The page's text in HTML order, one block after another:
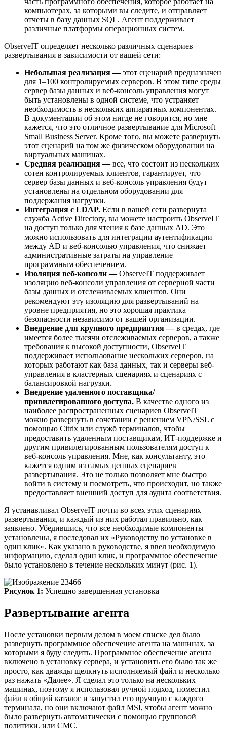
компьютерах, за которыми вы следите, и отправляет
отчеты в базу данных SQL. Агент поддерживает
различные платформы операционных систем.
ObserveIT определяет несколько различных сценариев
развертывания в зависимости от вашей сети:
Небольшая реализация —этот сценарий предназначен
для 1–100 контролируемых серверов. В этом типе среды
сервер базы данных и веб-консоль управления могут
быть установлены в одной системе, что устраняет
необходимость в нескольких аппаратных компонентах.
В документации об этом нигде не говорится, но мне
кажется, что это отличное развертывание для Microsoft
Small Business Server. Кроме того, вы можете развернуть
этот сценарий на том же физическом оборудовании на
виртуальных машинах.
Средняя реализация —все, что состоит из нескольких
сотен контролируемых клиентов, гарантирует, что
сервер базы данных и веб-консоль управления будут
установлены на отдельном оборудовании для
поддержания нагрузки.
Интеграция с LDAP. Если в вашей сети развернута
служба Active Directory, вы можете настроить ObserveIT
на доступ только для чтения к базе данных AD. Это
можно использовать для интеграции аутентификации
между AD и веб-консолью управления, что снижает
административные затраты на управление
программным обеспечением.
Изоляция веб-консоли —ObserveIT поддерживает
изоляцию веб-консоли управления от серверной части
базы данных и отслеживаемых клиентов. Они
рекомендуют эту изоляцию для развертываний на
уровне предприятия, но это хорошая практика
безопасности независимо от вашей организации.
Внедрение для крупного предприятия —в средах, где
имеется более тысячи отслеживаемых серверов, а также
требования к высокой доступности, ObserveIT
поддерживает использование нескольких серверов, на
которых работают как база данных, так и серверы веб-
управления в кластерных сценариях и сценариях с
балансировкой нагрузки.
Внедрение удаленного поставщика/
привилегированного доступа. В качестве одного из
наиболее распространенных сценариев ObserveIT
можно развернуть в сочетании с решением VPN/SSL с
помощью Citrix или служб терминалов, чтобы
предоставить удаленным поставщикам, ИТ-поддержке и
другим привилегированным пользователям доступ к
веб-консоль управления. Мне, как консультанту, это
кажется одним из самых ценных сценариев
развертывания. Это не только позволяет мне быстро
войти в систему и посмотреть, что происходит, но также
предоставляет внешний доступ для аудита соответствия.
Я устанавливал ObserveIT почти во всех этих сценариях
развертывания, и каждый из них работал правильно, как
заявлено. Убедившись, что все необходимые компоненты
установлены, я последовал их «Руководству по установке в
один клик». Как указано в руководстве, я ввел необходимую
информацию, сделал один клик, и программное обеспечение
было установлено в течение нескольких минут (рис. 1).
Рисунок 1: Успешно завершенная установка
Развертывание агента
После установки первым делом в моем списке дел было
развернуть программное обеспечение агента на машинах, за
которыми я буду следить. Программное обеспечение агента
включено в установку сервера, и установить его было так же
просто, как дважды щелкнуть исполняемый файл и несколько
раз нажать «Далее». Я сделал это только на нескольких
машинах, поэтому я использовал ручной подход, поместил
файл в общий каталог и запустил его вручную с каждого
терминала, но они включают файл MSI, чтобы агент можно
было развернуть автоматически с помощью групповой
политики. или СМС.